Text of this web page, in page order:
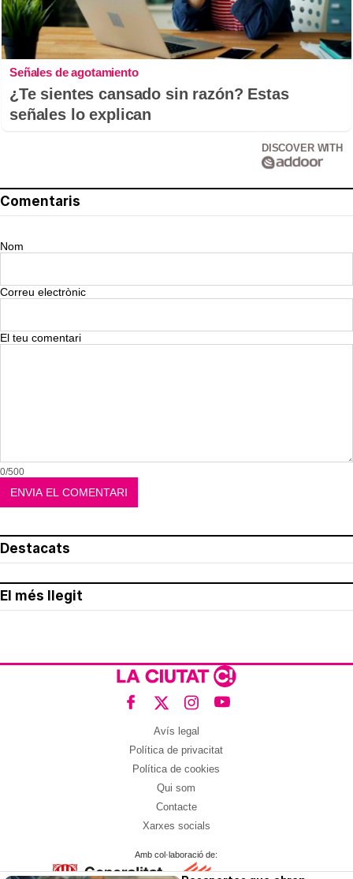
Señales de agotamiento
¿Te sientes cansado sin razón? Estas
señales lo explican
DISCOVER WITH
Comentaris
Nom
Correu electrònic
El teu comentari
0/500
Destacats
El més llegit
Avís legal
Política de privacitat
Política de cookies
Qui som
Contacte
Xarxes socials
Amb col·laboració de: